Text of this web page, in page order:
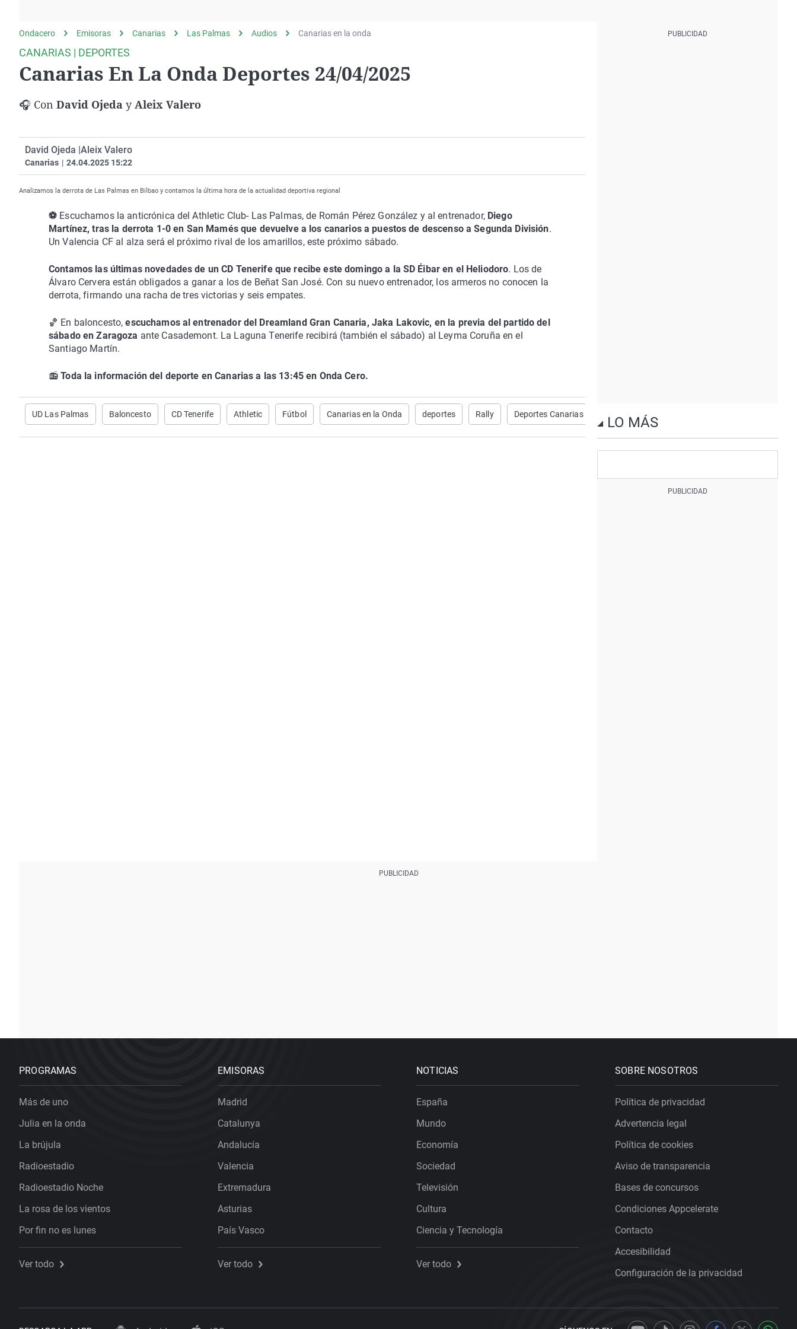
gato
Operación Viuda
Negra
Navarra
Ondacero Emisoras Canarias Las Palmas Audios Canarias en la onda
CANARIAS | DEPORTES
Canarias En La Onda Deportes 24/04/2025
🎧 Con David Ojeda yAleix Valero
David Ojeda |Aleix Valero
Canarias | 24.04.2025 15:22
Analizamos la derrota de Las Palmas en Bilbao y contamos la última hora de la actualidad deportiva regional
⚽ Escuchamos la anticrónica del Athletic Club- Las Palmas, de Román Pérez González y al entrenador, Diego
Martínez, tras la derrota 1-0 en San Mamés que devuelve a los canarios a puestos de descenso a Segunda División.
Un Valencia CF al alza será el próximo rival de los amarillos, este próximo sábado.
Contamos las últimas novedades de un CD Tenerife que recibe este domingo a la SD Éibar en el Heliodoro. Los de
Álvaro Cervera están obligados a ganar a los de Beñat San José. Con su nuevo entrenador, los armeros no conocen la
derrota, firmando una racha de tres victorias y seis empates.
🏀 En baloncesto,escuchamos al entrenador del Dreamland Gran Canaria, Jaka Lakovic, en la previa del partido del
sábado en Zaragoza ante Casademont. La Laguna Tenerife recibirá (también el sábado) al Leyma Coruña en el
Santiago Martín.
📻Toda la información del deporte en Canarias a las 13:45 en Onda Cero.
UD Las Palmas Baloncesto CD Tenerife Athletic Fútbol Canarias en la Onda deportes Rally Deportes Canarias LO MÁS
PROGRAMAS
Más de uno
Julia en la onda
La brújula
Radioestadio
Radioestadio Noche
La rosa de los vientos
Por fin no es lunes
Ver todo
EMISORAS
Madrid
Catalunya
Andalucía
Valencia
Extremadura
Asturias
País Vasco
Ver todo
NOTICIAS
España
Mundo
Economía
Sociedad
Televisión
Cultura
Ciencia y Tecnología
Ver todo
SOBRE NOSOTROS
Política de privacidad
Advertencia legal
Política de cookies
Aviso de transparencia
Bases de concursos
Condiciones Appcelerate
Contacto
Accesibilidad
Configuración de la privacidad